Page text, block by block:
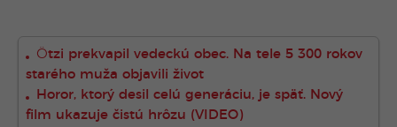
Ötzi prekvapil vedeckú obec. Na tele 5 300 rokov
starého muža objavili život
Horor, ktorý desil celú generáciu, je späť. Nový
film ukazuje čistú hrôzu (VIDEO)